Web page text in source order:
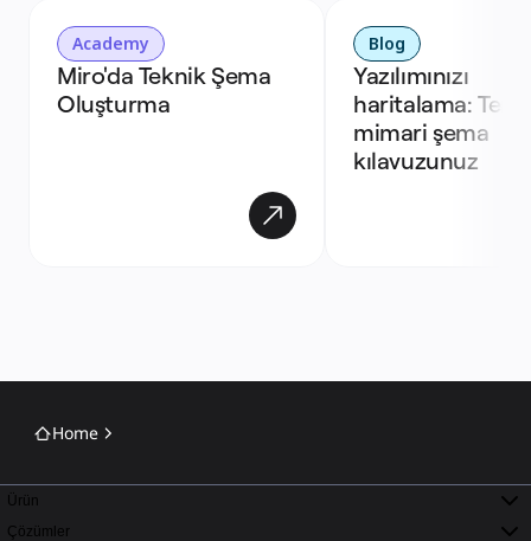
Academy
Miro'da Teknik Şema
Blog
Yazılımınızı
haritalama:
mimari şema
kılavuzunuz
Home
Ürün
Çözümler